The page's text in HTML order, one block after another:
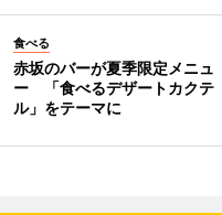
食べる
赤坂のバーが夏季限定メニュ
ー 「食べるデザートカクテ
ル」をテーマに